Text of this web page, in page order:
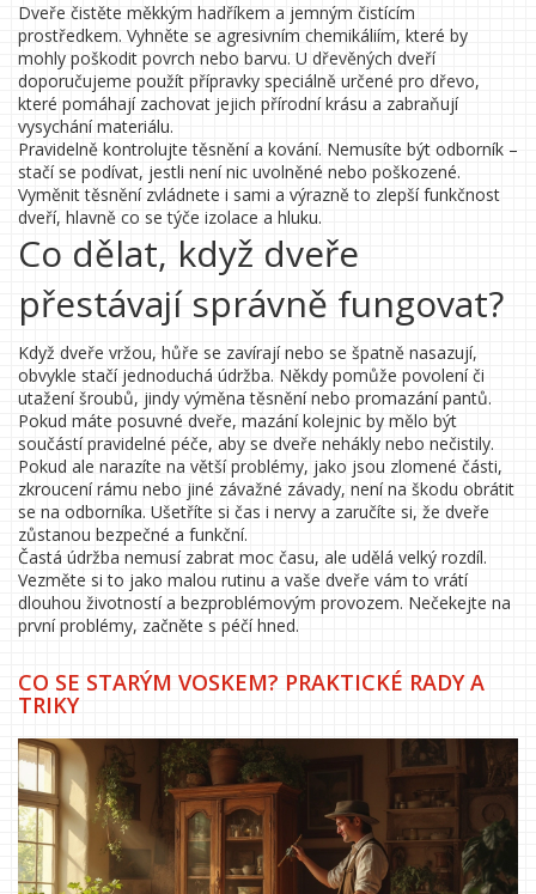
Dveře čistěte měkkým hadříkem a jemným čistícím
prostředkem. Vyhněte se agresivním chemikáliím, které by
mohly poškodit povrch nebo barvu. U dřevěných dveří
doporučujeme použít přípravky speciálně určené pro dřevo,
které pomáhají zachovat jejich přírodní krásu a zabraňují
vysychání materiálu.
Pravidelně kontrolujte těsnění a kování. Nemusíte být odborník –
stačí se podívat, jestli není nic uvolněné nebo poškozené.
Vyměnit těsnění zvládnete i sami a výrazně to zlepší funkčnost
dveří, hlavně co se týče izolace a hluku.
Co dělat, když dveře
přestávají správně fungovat?
Když dveře vržou, hůře se zavírají nebo se špatně nasazují,
obvykle stačí jednoduchá údržba. Někdy pomůže povolení či
utažení šroubů, jindy výměna těsnění nebo promazání pantů.
Pokud máte posuvné dveře, mazání kolejnic by mělo být
součástí pravidelné péče, aby se dveře nehákly nebo nečistily.
Pokud ale narazíte na větší problémy, jako jsou zlomené části,
zkroucení rámu nebo jiné závažné závady, není na škodu obrátit
se na odborníka. Ušetříte si čas i nervy a zaručíte si, že dveře
zůstanou bezpečné a funkční.
Častá údržba nemusí zabrat moc času, ale udělá velký rozdíl.
Vezměte si to jako malou rutinu a vaše dveře vám to vrátí
dlouhou životností a bezproblémovým provozem. Nečekejte na
první problémy, začněte s péčí hned.
CO SE STARÝM VOSKEM? PRAKTICKÉ RADY A
TRIKY